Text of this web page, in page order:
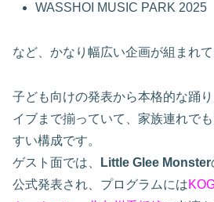
WASSHOI MUSIC PARK 2025
など、かなり幅広い企画が組まれて
子ども向けの発表から本格的な踊
イブまで揃っていて、家族連れで
すい構成です。
ゲスト面では、
Little Glee Monster
公式発表され、プログラムには